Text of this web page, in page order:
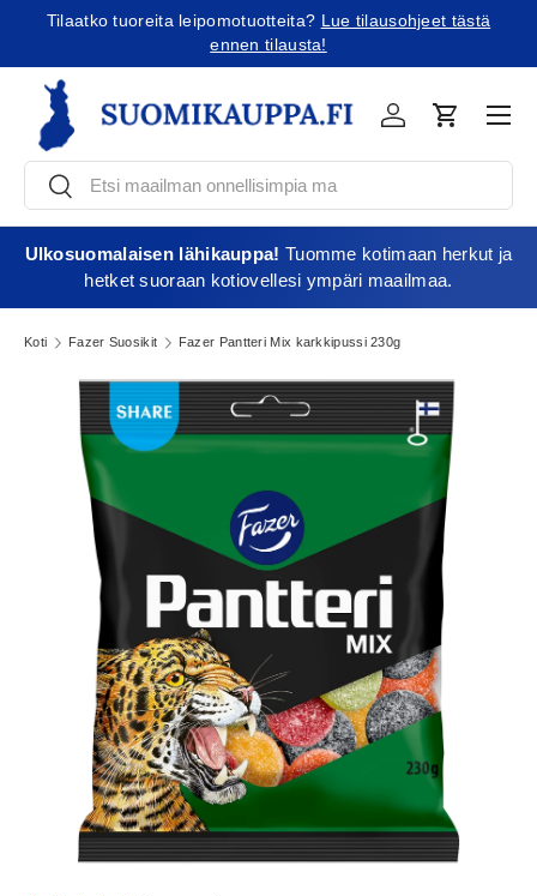
Tilaatko tuoreita leipomotuotteita? Lue tilausohjeet tästä
ennen tilausta!
EtsiEtsi
KirjauduOstoskori
Ulkosuomalaisen lähikauppa! Tuomme kotimaan herkut ja
hetket suoraan kotiovellesi ympäri maailmaa.
Koti Fazer Suosikit Fazer Pantteri Mix karkkipussi 230g